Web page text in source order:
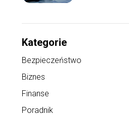
Kategorie
Bezpieczeństwo
Biznes
Finanse
Poradnik